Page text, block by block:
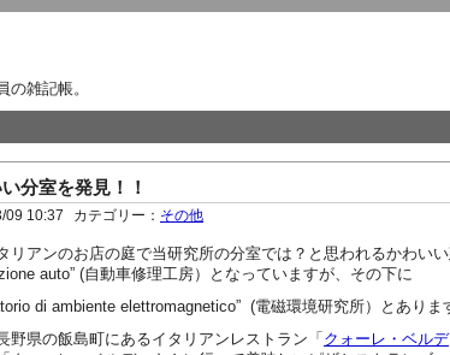
雑記帳。
分室を発見！！
09 10:37 カテゴリー： その他
リアンのお店の庭で当研究所の分室では？と思われるかわい
auto” (自動車修理工房）となっていますが、その下に
di ambiente elettromagnetico” (電磁環境研究所）とありま
野県の飯島町にあるイタリアンレストラン「 クォーレ・ベルデ